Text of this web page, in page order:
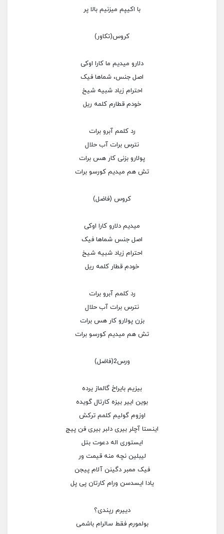
با اکیپم میزنیم بالا پر
کروس(تکاور)
دلارو میدیم ما کارا اوکی
اصل جنس، شماها فیک
احترام زیاد شبیه شیخ
خودم قطارم کلمه ریل
رد کلمم آبرو برات
نترس برات آب حلال
پولارو بزنی کار هس برات
تش هم میدیم کورسو برات
کروس (فاضل)
میدیم دلارو کارا اوکی
اصل جنس شماها فیک
احترام زیاد شبیه شیخ
خودم قطار کلمه ریل
رد کلمم آبرو برات
نترس برات آب حلال
بزن پولارو کار هس برات
تش هم میدیم کورسو برات
ورس2(فاضل)
بیزیم بایراخ گالماز یرده
بوین اییر بیزه کارتال گویده
اوزوم گولیم کلمم ترکش
اینستا آچلر بیری دلبر بیری فن پیج
ایستوری اله دعوت بتل
لیبلین نچه منه قیمت ور
فیک ممبر دگینن آلام پیجن
یادا ایسدسن ورام کارتان پی پل
دییرم رپندی؟
بولمورم فقط سالرام باشمی